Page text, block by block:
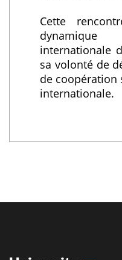
Cette
internationale
sa volonté de
de coopération
internationale.